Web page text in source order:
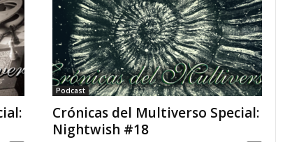
Podcast
Crónicas del Multiverso Special:
Nightwish #18